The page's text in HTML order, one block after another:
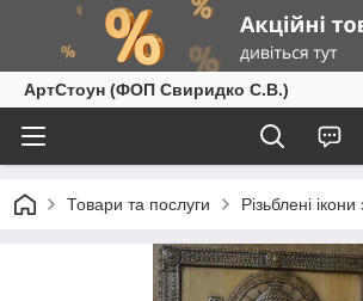
АртСтоун (ФОП Свиридко С.В.)
Товари та послуги Різьблені